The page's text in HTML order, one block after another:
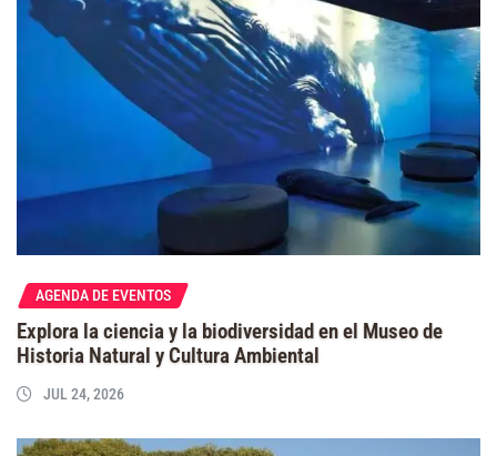
AGENDA DE EVENTOS
Explora la ciencia y la biodiversidad en el Museo de
Historia Natural y Cultura Ambiental
JUL 24, 2026